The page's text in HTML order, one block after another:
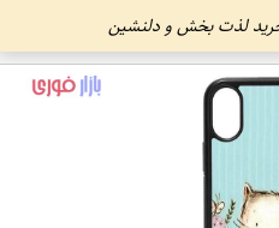
خرید لذت بخش و دلنشین